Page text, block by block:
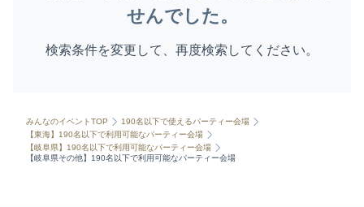
せんでした。
検索条件を変更して、再度検索してください。
みんなのイベントTOP
190名以下で使えるパーティー会場
【東海】190名以下で利用可能なパーティー会場
【岐阜県】190名以下で利用可能なパーティー会場
【岐阜県その他】190名以下で利用可能なパーティー会場